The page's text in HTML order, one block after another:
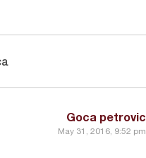
Goca petrovic
May 31, 2016, 9:52 pm